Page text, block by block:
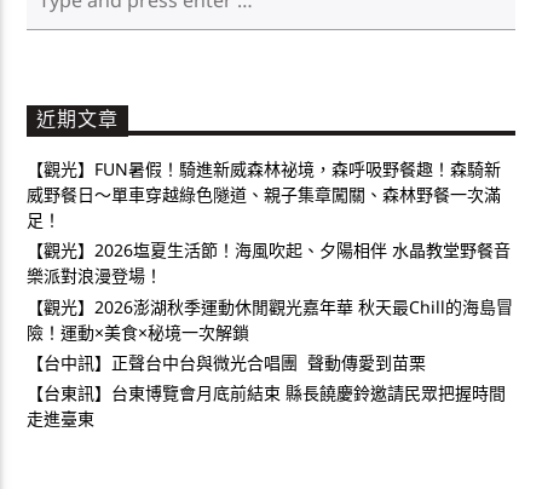
近期文章
【觀光】FUN暑假！騎進新威森林祕境，森呼吸野餐趣！森騎新
威野餐日～單車穿越綠色隧道、親子集章闖關、森林野餐一次滿
足！
【觀光】2026塩夏生活節！海風吹起、夕陽相伴 水晶教堂野餐音
樂派對浪漫登場！
【觀光】2026澎湖秋季運動休閒觀光嘉年華 秋天最Chill的海島冒
險！運動×美食×秘境一次解鎖
【台中訊】正聲台中台與微光合唱團 聲動傳愛到苗栗
【台東訊】台東博覽會月底前結束 縣長饒慶鈴邀請民眾把握時間
走進臺東